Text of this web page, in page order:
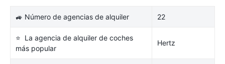
🚙 Número de agencias de alquiler 22
⭐ La agencia de alquiler de coches
más popular
Hertz